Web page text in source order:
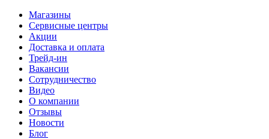
Магазины
Сервисные центры
Акции
Доставка и оплата
Трейд-ин
Вакансии
Сотрудничество
Видео
О компании
Отзывы
Новости
Блог